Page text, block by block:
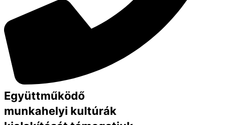
Együttműködő
munkahelyi kultúrák